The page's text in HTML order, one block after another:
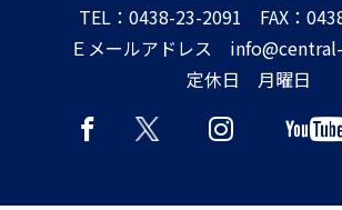
TEL：0438-23-2091 FAX：
Ｅメールアドレス
定休日 月曜日